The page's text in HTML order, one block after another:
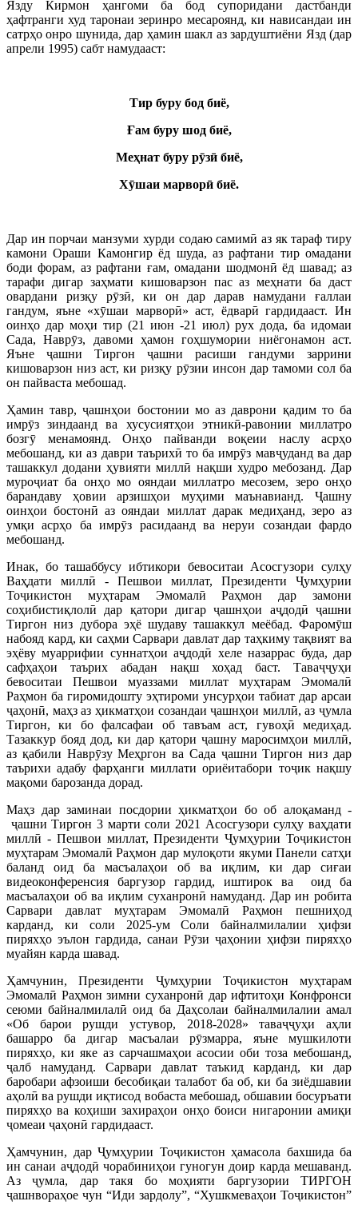
Язду Кирмон ҳангоми ба бод супоридани дастбанди
ҳафтранги худ таронаи зеринро месароянд, ки нависандаи ин
сатрҳо онро шунида, дар ҳамин шакл аз зардуштиёни Язд (дар
апрели 1995) сабт намудааст:
Тир буру бод биё,
Ғам буру шод биё,
Меҳнат буру рӯзӣ биё,
Хӯшаи марворӣ биё.
Дар ин порчаи манзуми хурди содаю самимӣ аз як тараф тиру
камони Ораши Камонгир ёд шуда, аз рафтани тир омадани
боди форам, аз рафтани ғам, омадани шодмонӣ ёд шавад; аз
тарафи дигар заҳмати кишоварзон пас аз меҳнати ба даст
овардани ризқу рӯзӣ, ки он дар дарав намудани ғаллаи
гандум, яъне «хӯшаи марворӣ» аст, ёдварӣ гардидааст. Ин
оинҳо дар моҳи тир (21 июн -21 июл) рух дода, ба идомаи
Сада, Наврӯз, давоми ҳамон гоҳшумории ниёгонамон аст.
Яъне ҷашни Тиргон ҷашни расиши гандуми заррини
кишоварзон низ аст, ки ризқу рӯзии инсон дар тамоми сол ба
он пайваста мебошад.
Ҳамин тавр, ҷашнҳои бостонии мо аз даврони қадим то ба
имрӯз зиндаанд ва хусусиятҳои этникӣ-равонии миллатро
бозгӯ менамоянд. Онҳо пайванди воқеии наслу асрҳо
мебошанд, ки аз даври таърихӣ то ба имрӯз мавҷуданд ва дар
ташаккул додани ҳувияти миллӣ нақши худро мебозанд. Дар
муроҷиат ба онҳо мо ояндаи миллатро месозем, зеро онҳо
барандаву ҳовии арзишҳои муҳими маънавианд. Ҷашну
оинҳои бостонӣ аз ояндаи миллат дарак медиҳанд, зеро аз
умқи асрҳо ба имрӯз расидаанд ва неруи созандаи фардо
мебошанд.
Инак, бо ташаббусу ибтикори бевоситаи Асосгузори сулҳу
Ваҳдати миллӣ - Пешвои миллат, Президенти Ҷумҳурии
Тоҷикистон муҳтарам Эмомалӣ Раҳмон дар замони
соҳибистиқлолӣ дар қатори дигар ҷашнҳои аҷдодӣ ҷашни
Тиргон низ дубора эҳё шудаву ташаккул меёбад. Фаромӯш
набояд кард, ки саҳми Сарвари давлат дар таҳкиму тақвият ва
эҳёву муаррифии суннатҳои аҷдодӣ хеле назаррас буда, дар
сафҳаҳои таърих абадан нақш хоҳад баст. Таваҷҷуҳи
бевоситаи Пешвои муаззами миллат муҳтарам Эмомалӣ
Раҳмон ба гиромидошту эҳтироми унсурҳои табиат дар арсаи
ҷаҳонӣ, маҳз аз ҳикматҳои созандаи ҷашнҳои миллӣ, аз ҷумла
Тиргон, ки бо фалсафаи об тавъам аст, гувоҳӣ медиҳад.
Тазаккур бояд дод, ки дар қатори ҷашну маросимҳои миллӣ,
аз қабили Наврӯзу Меҳргон ва Сада ҷашни Тиргон низ дар
таърихи адабу фарҳанги миллати ориёитабори тоҷик нақшу
мақоми барозанда дорад.
Маҳз дар заминаи посдории ҳикматҳои бо об алоқаманд -
ҷашни Тиргон 3 марти соли 2021 Асосгузори сулҳу ваҳдати
миллӣ - Пешвои миллат, Президенти Ҷумҳурии Тоҷикистон
муҳтарам Эмомалӣ Раҳмон дар мулоқоти якуми Панели сатҳи
баланд оид ба масъалаҳои об ва иқлим, ки дар сиғаи
видеоконференсия баргузор гардид, иштирок ва оид ба
масъалаҳои об ва иқлим суханронӣ намуданд. Дар ин робита
Сарвари давлат муҳтарам Эмомалӣ Раҳмон пешниҳод
карданд, ки соли 2025-ум Соли байналмилалии ҳифзи
пиряхҳо эълон гардида, санаи Рӯзи ҷаҳонии ҳифзи пиряхҳо
муайян карда шавад.
Ҳамчунин, Президенти Ҷумҳурии Тоҷикистон муҳтарам
Эмомалӣ Раҳмон зимни суханронӣ дар ифтитоҳи Конфронси
сеюми байналмилалӣ оид ба Даҳсолаи байналмилалии амал
«Об барои рушди устувор, 2018-2028» таваҷҷуҳи аҳли
башарро ба дигар масъалаи рӯзмарра, яъне мушкилоти
пиряхҳо, ки яке аз сарчашмаҳои асосии оби тоза мебошанд,
ҷалб намуданд. Сарвари давлат таъкид карданд, ки дар
баробари афзоиши бесобиқаи талабот ба об, ки ба зиёдшавии
аҳолӣ ва рушди иқтисод вобаста мебошад, обшавии босуръати
пиряхҳо ва коҳиши захираҳои онҳо боиси нигаронии амиқи
ҷомеаи ҷаҳонӣ гардидааст.
Ҳамчунин, дар Ҷумҳурии Тоҷикистон ҳамасола бахшида ба
ин санаи аҷдодӣ чорабиниҳои гуногун доир карда мешаванд.
Аз ҷумла, дар такя бо моҳияти баргузории ТИРГОН
ҷашнвораҳое чун “Иди зардолу”, “Хушкмеваҳои Тоҷикистон”